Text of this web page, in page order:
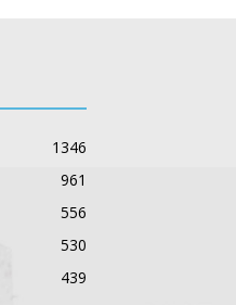
1346
961
556
530
439